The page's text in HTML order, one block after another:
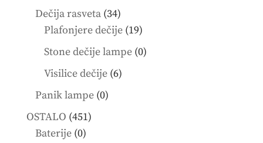
Dečija rasveta 3434
products
Plafonjere dečije 1919
products
Stone dečije lampe 00
Visilice dečije 66
Panik lampe 00
OSTALO 451451
Baterije 00